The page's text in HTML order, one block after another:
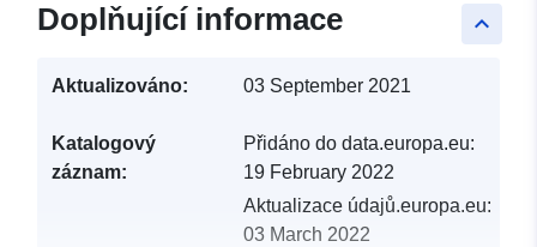
keyboard_arrow_up
Doplňující informace
Aktualizováno: 03 September 2021
Katalogový
záznam:
Přidáno do data.europa.eu:
19 February 2022
Aktualizace údajů.europa.eu:
03 March 2022